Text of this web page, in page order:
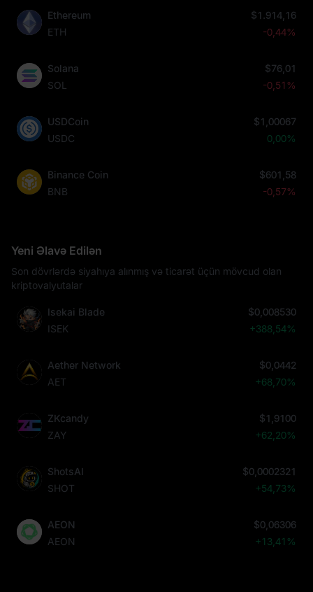
Ethereum
ETH
$1.914,16
-0,44%
Solana
SOL
$76,01
-0,51%
USDCoin
USDC
$1,00067
0,00%
Binance Coin
BNB
$601,58
-0,57%
Yeni Əlavə Edilən
Son dövrlərdə siyahıya alınmış və ticarət üçün mövcud olan
kriptovalyutalar
Isekai Blade
ISEK
$0,008530
+388,54%
Aether Network
AET
$0,0442
+68,70%
ZKcandy
ZAY
$1,9100
+62,20%
ShotsAI
SHOT
$0,0002321
+54,73%
AEON
AEON
$0,06306
+13,41%